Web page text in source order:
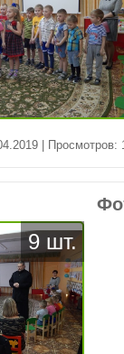
| Просмотров:
9 шт.